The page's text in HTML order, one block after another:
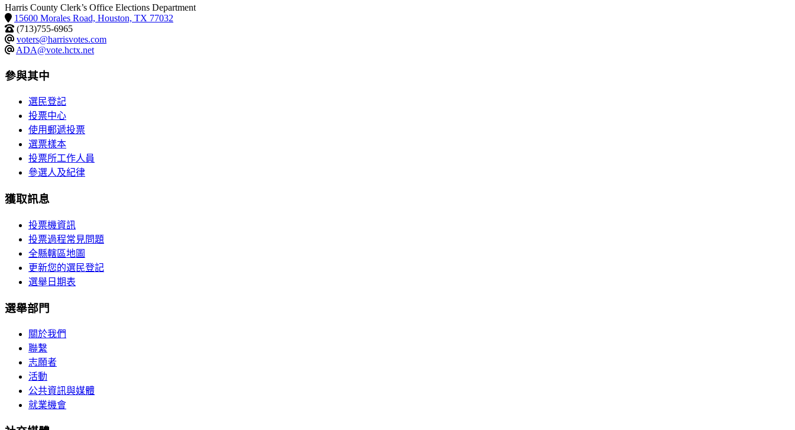
Harris County Clerk’s Office Elections Department
15600 Morales Road, Houston, TX 77032
(713)755-6965
voters@harrisvotes.com
ADA@vote.hctx.net
參與其中
選民登記
投票中心
使用郵遞投票
選票樣本
投票所工作人員
參選人及紀律
獲取訊息
投票機資訊
投票過程常見問題
全縣轄區地圖
更新您的選民登記
選舉日期表
選舉部門
關於我們
聯繫
志願者
活動
公共資訊與媒體
就業機會